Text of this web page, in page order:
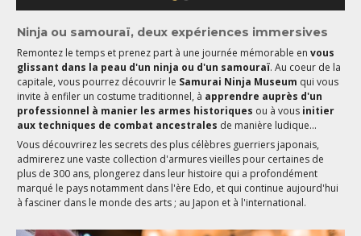
Ninja ou samouraï, deux expériences immersives
Remontez le temps et prenez part à une journée mémorable envous
glissant dans la peau d'un ninja ou d'un samouraï. Au coeur de la
capitale, vous pourrez découvrir le Samurai Ninja Museum qui vous
invite à enfiler un costume traditionnel, à apprendre auprès d'un
professionnel à manier les armes historiques ou à vous initier
aux techniques de combat ancestrales de manière ludique...
Vous découvrirez les secrets des plus célèbres guerriers japonais,
admirerez une vaste collection d'armures vieilles pour certaines de
plus de 300 ans, plongerez dans leur histoire qui a profondément
marqué le pays notamment dans l'ère Edo, et qui continue aujourd'hui
à fasciner dans le monde des arts ; au Japon et à l'international.